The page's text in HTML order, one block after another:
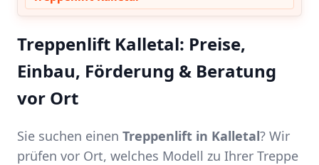
Treppenlift Kalletal: Preise,
Einbau, Förderung & Beratung
vor Ort
Sie suchen einen Treppenlift in Kalletal? Wir
prüfen vor Ort, welches Modell zu Ihrer Treppe